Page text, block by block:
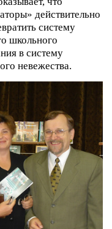
действительно
систему
школьного
в систему
невежества.